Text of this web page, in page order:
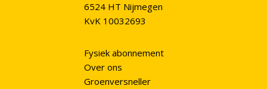
6524 HT Nijmegen
KvK 10032693
Fysiek abonnement
Over ons
Groenversneller